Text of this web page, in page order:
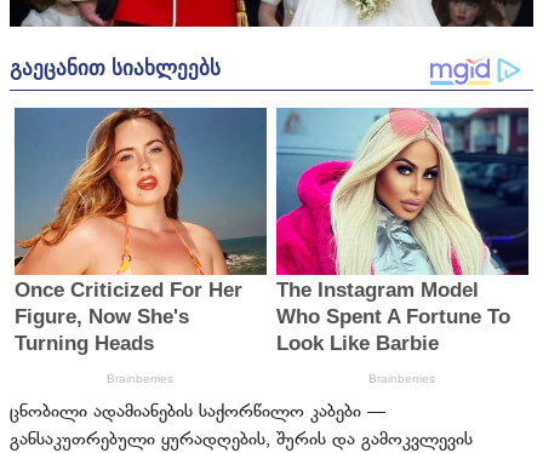
ცნობილი ადამიანების საქორწილო კაბები —
განსაკუთრებული ყურადღების, შურის და გამოკვლევის